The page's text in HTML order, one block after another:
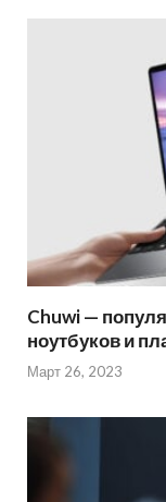
Chuwi —
ноутбуков и
Март 26, 2023